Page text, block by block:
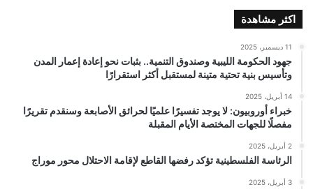
اكثر مشاهدة
11 ديسمبر، 2025
جهود الحكومة الليبية وصندوق التنمية.. بثبات نحو إعادة إعمار المدن
وتأسيس بنية تحتية متينة لمستقبل أكثر استقرارًا
14 أبريل، 2025
خبراء أوروبيون: لا يوجد تفسيرًا علميًا لحرائق الأصابعة وسنقدم تقريرًا
مفصلًا للجهات المختصة الأيام المقبلة
2 أبريل، 2025
الرئاسة الفلسطينية تؤكد رفضها القاطع لإقامة الاحتلال محور موراج
3 أبريل، 2025